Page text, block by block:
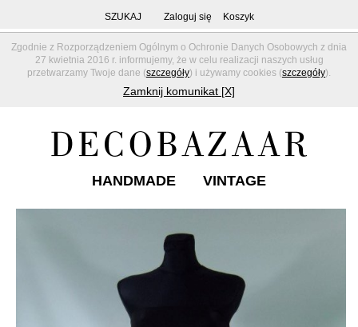
Zgodnie z Rozporządzeniem Ogólnym o Ochronie Danych Osobowych z dnia
27 kwietnia 2016 r. informujemy, że w celu realizacji naszych usług
przetwarzamy Twoje dane (szczegóły) i używamy cookies (szczegóły).
Zamknij komunikat [X]
SZUKAJ Zaloguj się Koszyk
HANDMADE VINTAGE